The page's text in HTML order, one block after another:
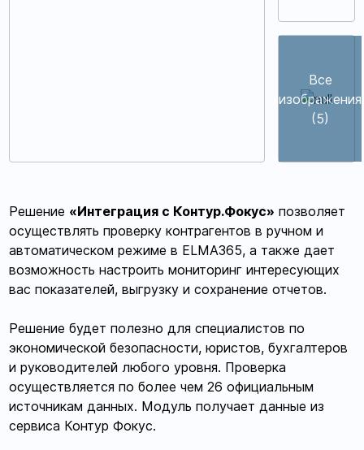
Все
изображения
(5)
Решение «Интеграция с Контур.Фокус» позволяет
осуществлять проверку контрагентов в ручном и
автоматическом режиме в ELMA365, а также дает
возможность настроить мониторинг интересующих
вас показателей, выгрузку и сохранение отчетов.
Решение будет полезно для специалистов по
экономической безопасности, юристов, бухгалтеров
и руководителей любого уровня. Проверка
осуществляется по более чем 26 официальным
источникам данных. Модуль получает данные из
сервиса Контур Фокус.